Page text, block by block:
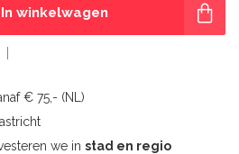
In winkelwagen
€ 75,- (NL)
we in stad en regio